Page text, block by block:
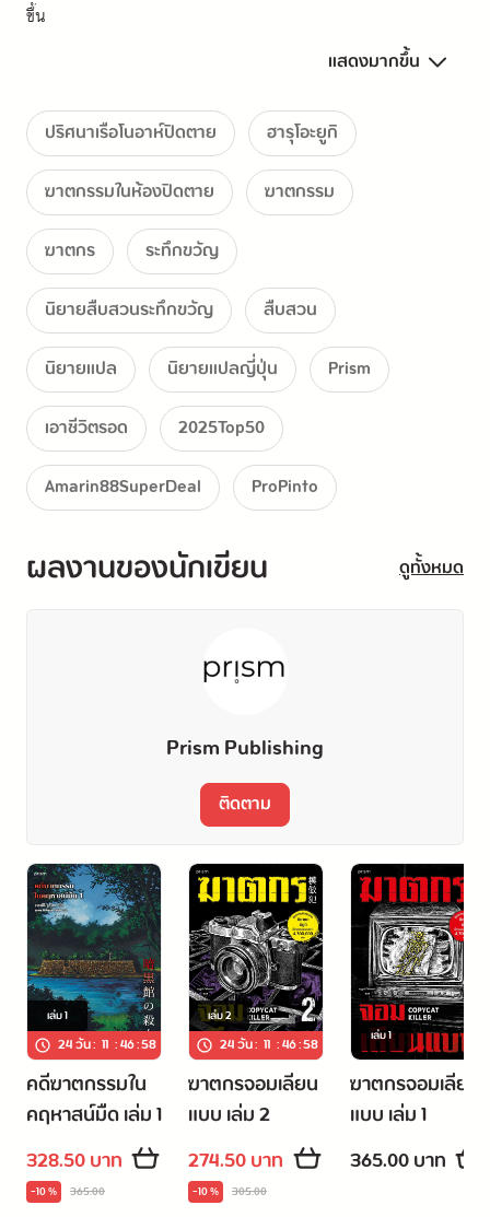
ขึ้น
เท่านั้นไม่พอ ยังเกิดคดีฆาตกรรมขึ้นอีก
หากมีใครสักคนรับผิดชอบก็จะหลบหนีออกไปได้
คนที่ควรรับผิดชอบนั้นก็คือคนร้าย ทุกคนนอกจากคนร้าย
คิดเช่นนั้น
เหลือเวลาเพียงแค่หนึ่งอาทิตย์ก่อนที่นํ้าจะท่วมทั่วอาคาร
ใต้ดิน
ทุกคนต้องหาตัวคนร้ายให้เจอก่อนหมดเวลา
แสดงมากขึ้น
ปริศนาเรือโนอาห์ปิดตาย
ฮารุโอะยูกิ
ฆาตกรรมในห้องปิดตาย
ฆาตกรรม
ฆาตกร
ระทึกขวัญ
นิยายสืบสวนระทึกขวัญ
สืบสวน
นิยายแปล
นิยายแปลญี่ปุ่น
Prism
เอาชีวิตรอด
2025Top50
Amarin88SuperDeal
ProPinto
ผลงานของนักเขียน ดูทั้งหมด
Prism Publishing
ติดตาม
เล่ม1
24 วัน: 11 :46:57
คดีฆาตกรรมใน
คฤหาสน์มืด เล่ม 1
328.50 บาท
-10 % 365.00
เล่ม2
24 วัน: 11 :46:57
ฆาตกรจอมเลียน
แบบ เล่ม 2
274.50 บาท
-10 % 305.00
เล่ม1
ฆาตกรจอมเลียน
แบบ เล่ม 1
365.00 บาท